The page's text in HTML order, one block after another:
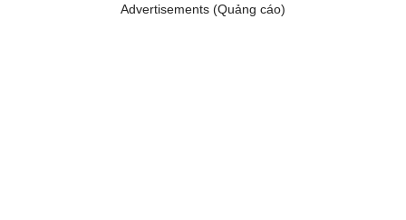
Advertisements (Quảng cáo)